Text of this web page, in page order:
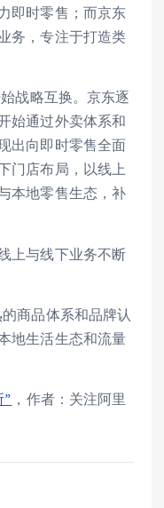
即时零售；而京东
务，专注于打造类
战略互换。京东逐
始通过外卖体系和
出向即时零售全面
门店布局，以线上
本地零售生态，补
上与线下业务不断
商品体系和品牌认
地生活生态和流量
，作者：关注阿里